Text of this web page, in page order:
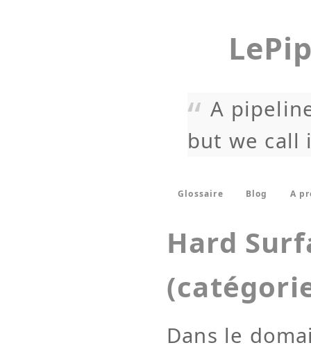
A
but we call
Glossaire Blog A
Hard
Dans le